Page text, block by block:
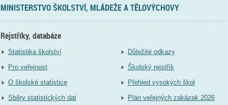
MINISTERSTVO ŠKOLSTVÍ, MLÁDEŽE A TĚLOVÝCHOVY
Rejstříky, databáze
Statistika školství
Pro veřejnost
O školské statistice
Sběry statistických dat
Důležité odkazy
Školský rejstřík
Přehled vysokých škol
Plán veřejných zakázek 2026